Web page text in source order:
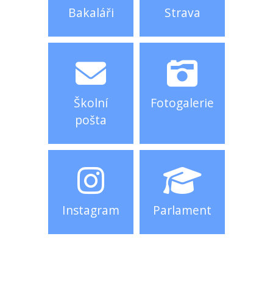
Bakaláři Strava
Školní
pošta
Fotogalerie
Instagram Parlament